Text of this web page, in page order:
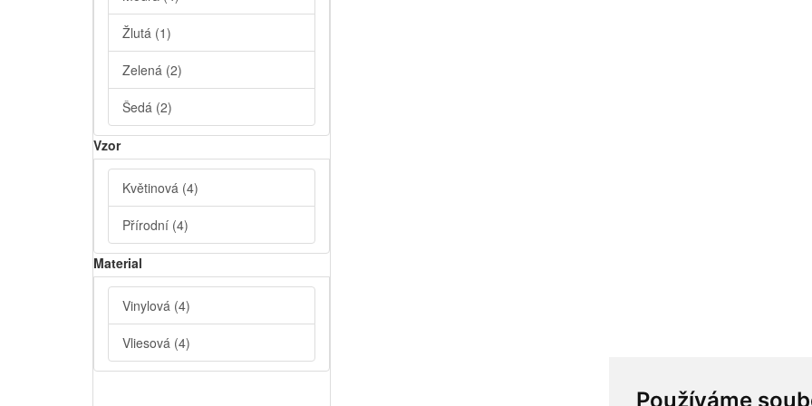
Používáme
Žlutá (1)
Zelená (2)
Šedá (2)
Vzor
Květinová (4)
Přírodní (4)
Material
Vinylová (4)
Vliesová (4)